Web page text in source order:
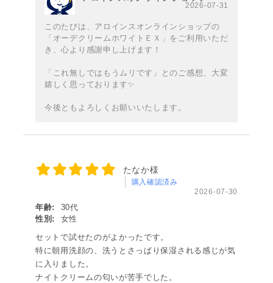
2026-07-31
このたびは、アロインスオンラインショップの
「オーデクリームホワイトＥＸ」をご利用いただ
き、心より感謝申し上げます！
「これ無しではもうムリです」とのご感想、大変
嬉しく思っております✨
今後ともよろしくお願いいたします。
たなか様
購入確認済み
2026-07-30
年齢:
30代
性別:
女性
セットで試せたのがよかったです。
特に朝用洗顔の、洗うとさっぱり保湿される感じが気
に入りました。
ナイトクリームの匂いが苦手でした。